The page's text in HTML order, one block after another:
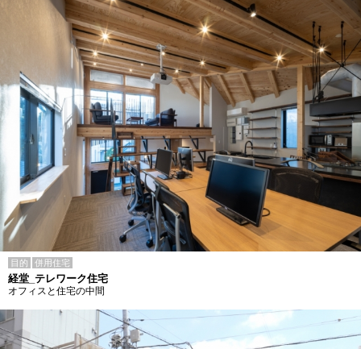
目的 併用住宅
経堂_テレワーク住宅
オフィスと住宅の中間